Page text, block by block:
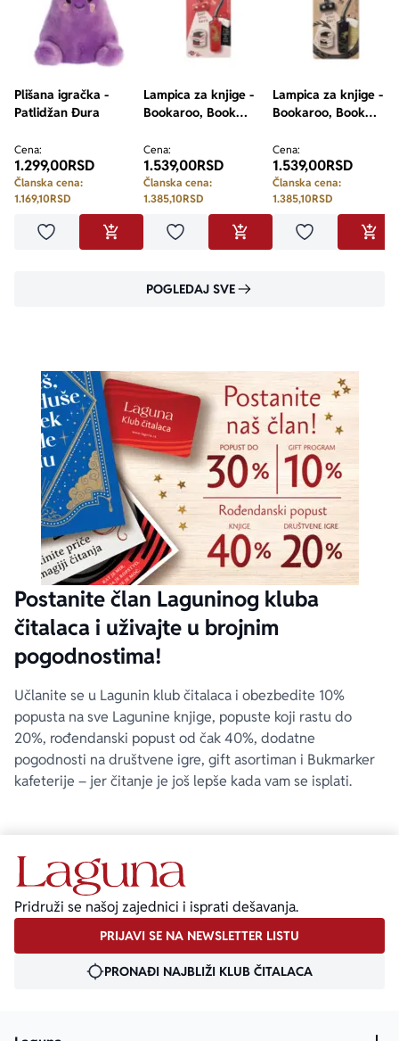
Plišana igračka -
Patlidžan Đura
Cena:
1.299,00RSD
Članska cena:
1.169,10RSD
Dodaj u omiljeneDODAJ U KORPU
Lampica za knjige -
Bookaroo, Book
Dragon
Cena:
1.539,00RSD
Članska cena:
1.385,10RSD
Dodaj u omiljeneDODAJ U KORPU
Lampica za knjige -
Bookaroo, Book
Cena:
1.539,00RSD
Članska cena:
1.385,10RSD
Dodaj u
POGLEDAJ SVE
Postanite član Laguninog kluba
čitalaca i uživajte u brojnim
pogodnostima!
Učlanite se u Lagunin klub čitalaca i obezbedite 10%
popusta na sve Lagunine knjige, popuste koji rastu do
20%, rođendanski popust od čak 40%, dodatne
pogodnosti na društvene igre, gift asortiman i Bukmarker
kafeterije – jer čitanje je još lepše kada vam se isplati.
Pridruži se našoj zajednici i isprati dešavanja.
PRIJAVI SE NA NEWSLETTER LISTU
PRONAĐI NAJBLIŽI KLUB ČITALACA